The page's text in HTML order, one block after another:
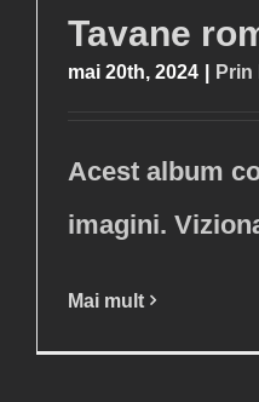
Tavane
mai 20th, 2024 Prin
Acest album
imagini.
Mai mult